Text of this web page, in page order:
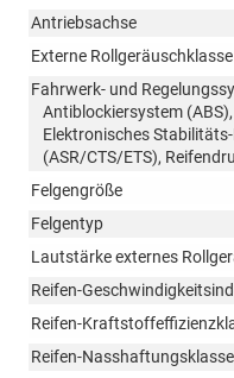
Antriebsachse
Externe Rollgeräuschklasse
Fahrwerk- und
Antiblockiersystem
Elektronisches
(ASR/CTS/ETS),
Felgengröße
Felgentyp
Lautstärke externes
Reifen-
Reifen-
Reifen-Nasshaftungsklasse